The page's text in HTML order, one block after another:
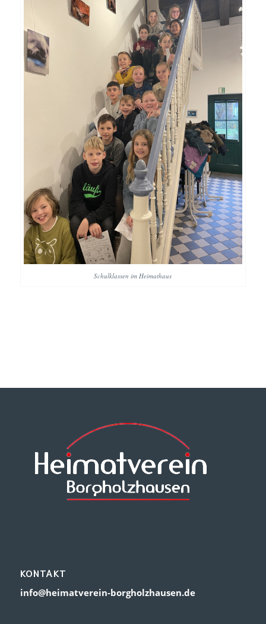
Schulklassen im Heimathaus
KONTAKT
info@heimatverein-borgholzhausen.de